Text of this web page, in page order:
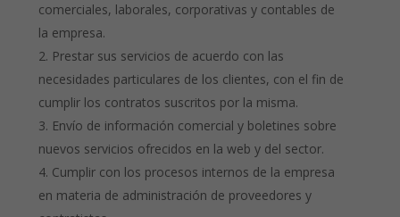
comerciales, laborales, corporativas y contables de
la empresa.
Prestar sus servicios de acuerdo con las
necesidades particulares de los clientes, con el fin de
cumplir los contratos suscritos por la misma.
Envío de información comercial y boletines sobre
nuevos servicios ofrecidos en la web y del sector.
Cumplir con los procesos internos de la empresa
en materia de administración de proveedores y